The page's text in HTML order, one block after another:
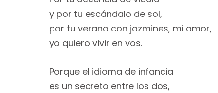
y por tu escándalo de sol,
por tu verano con jazmines, mi amor,
yo quiero vivir en vos.
Porque el idioma de infancia
es un secreto entre los dos,